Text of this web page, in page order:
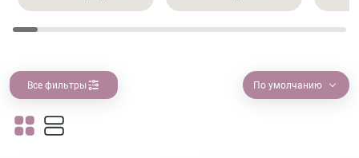
Все фильтры По умолчанию